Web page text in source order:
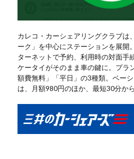
カレコ・カーシェアリングクラブは
ーク」を中心にステーションを展開
ターネットで予約、利用時の対面手
ケータイがそのまま車の鍵に。プラ
額費無料」「平日」の3種類。ベー
は、月額980円のほか、最短30分か